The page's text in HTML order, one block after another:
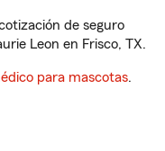
de seguro
Leon en Frisco, TX.
para mascotas.